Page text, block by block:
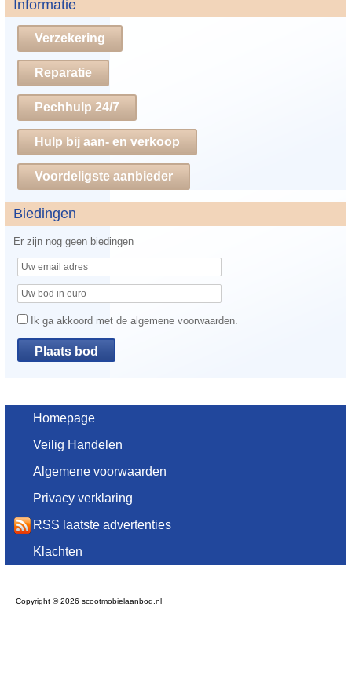
Informatie
Verzekering
Reparatie
Pechhulp 24/7
Hulp bij aan- en verkoop
Voordeligste aanbieder
Biedingen
Er zijn nog geen biedingen
Ik ga akkoord met de algemene voorwaarden.
Homepage
Veilig Handelen
Algemene voorwaarden
Privacy verklaring
RSS laatste advertenties
Klachten
Copyright © 2026 scootmobielaanbod.nl